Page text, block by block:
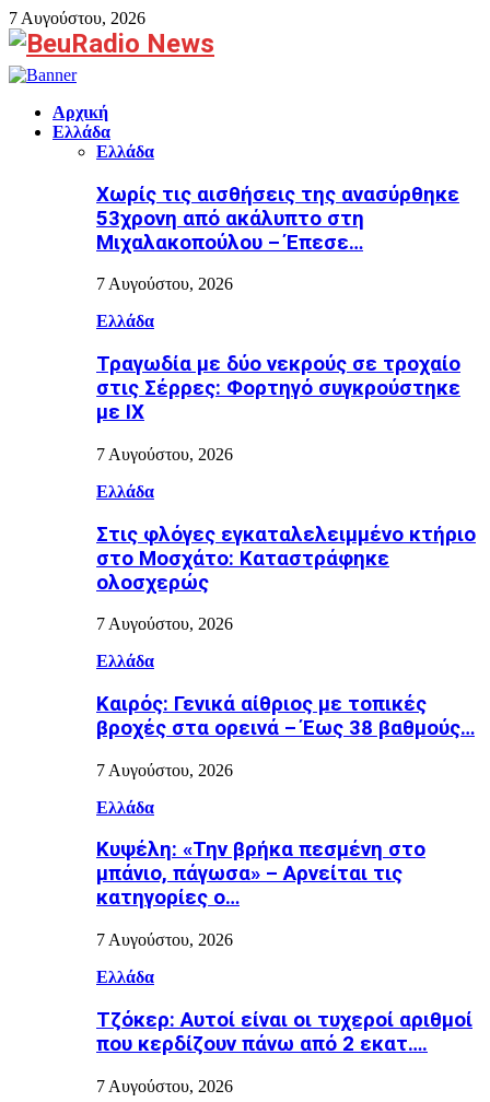
7 Αυγούστου, 2026
Facebook
Αρχική
Ελλάδα
Ελλάδα
Χωρίς τις αισθήσεις της ανασύρθηκε
53χρονη από ακάλυπτο στη
Μιχαλακοπούλου – Έπεσε…
7 Αυγούστου, 2026
Ελλάδα
Τραγωδία με δύο νεκρούς σε τροχαίο
στις Σέρρες: Φορτηγό συγκρούστηκε
με ΙΧ
7 Αυγούστου, 2026
Ελλάδα
Στις φλόγες εγκαταλελειμμένο κτήριο
στο Μοσχάτο: Καταστράφηκε
ολοσχερώς
7 Αυγούστου, 2026
Ελλάδα
Καιρός: Γενικά αίθριος με τοπικές
βροχές στα ορεινά – Έως 38 βαθμούς…
7 Αυγούστου, 2026
Ελλάδα
Κυψέλη: «Την βρήκα πεσμένη στο
μπάνιο, πάγωσα» – Αρνείται τις
κατηγορίες ο…
7 Αυγούστου, 2026
Ελλάδα
Τζόκερ: Αυτοί είναι οι τυχεροί αριθμοί
που κερδίζουν πάνω από 2 εκατ….
7 Αυγούστου, 2026